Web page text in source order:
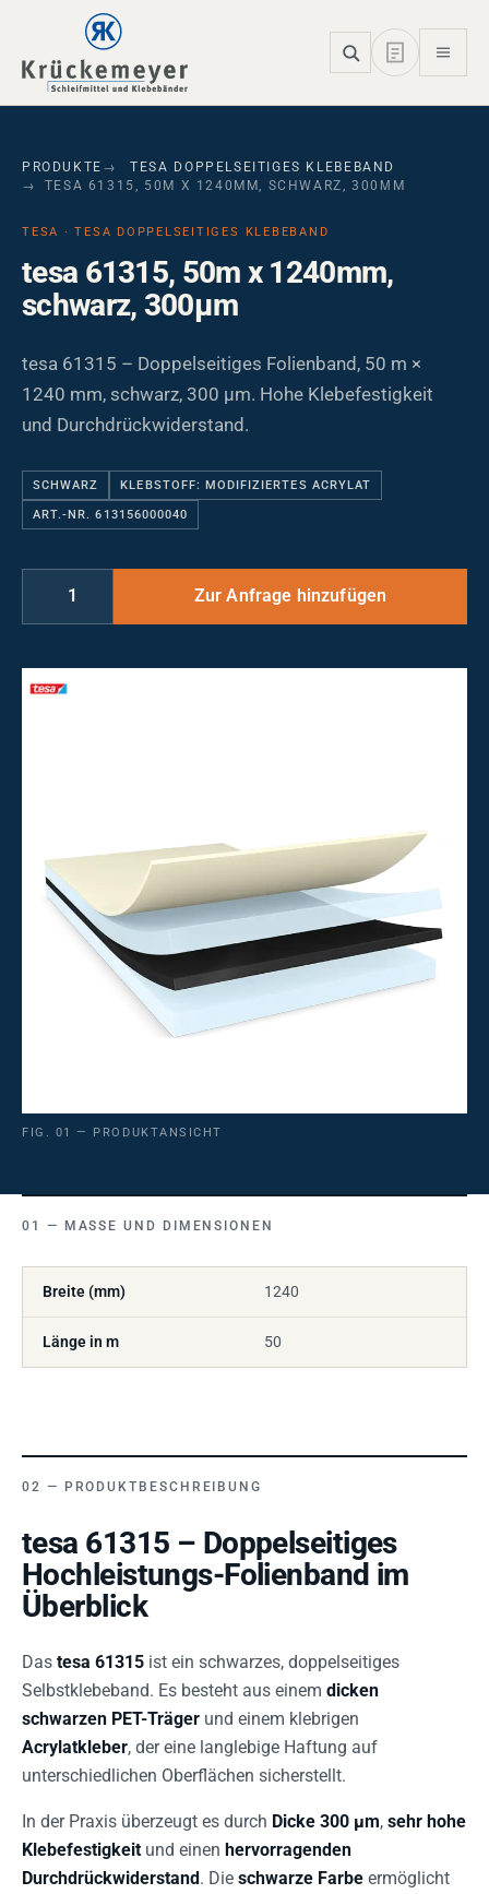
Skip to main navigation
Skip to main content
Skip to page footer
PRODUKTE
TESA DOPPELSEITIGES KLEBEBAND
TESA 61315, 50M X 1240MM, SCHWARZ, 300ΜM
TESA · TESA DOPPELSEITIGES KLEBEBAND
tesa 61315, 50m x 1240mm,
schwarz, 300µm
tesa 61315 – Doppelseitiges Folienband, 50 m ×
1240 mm, schwarz, 300 µm. Hohe Klebefestigkeit
und Durchdrückwiderstand.
SCHWARZ KLEBSTOFF: MODIFIZIERTES ACRYLAT
ART.-NR. 613156000040
FIG. 01 — PRODUKTANSICHT
MASSE UND DIMENSIONEN
Breite (mm) 1240
Länge in m 50
PRODUKTBESCHREIBUNG
tesa 61315 – Doppelseitiges
Hochleistungs-Folienband im
Überblick
Das tesa 61315 ist ein schwarzes, doppelseitiges
Selbstklebeband. Es besteht aus einem dicken
schwarzen PET-Träger und einem klebrigen
Acrylatkleber, der eine langlebige Haftung auf
unterschiedlichen Oberflächen sicherstellt.
In der Praxis überzeugt es durch Dicke 300 µm, sehr hohe
Klebefestigkeit und einen hervorragenden
Durchdrückwiderstand. Die schwarze Farbe ermöglicht